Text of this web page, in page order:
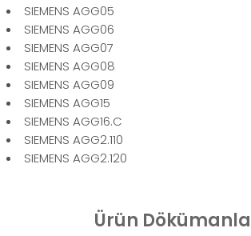
SIEMENS AGG05
SIEMENS AGG06
SIEMENS AGG07
SIEMENS AGG08
SIEMENS AGG09
SIEMENS AGG15
SIEMENS AGG16.C
SIEMENS AGG2.110
SIEMENS AGG2.120
Ürün